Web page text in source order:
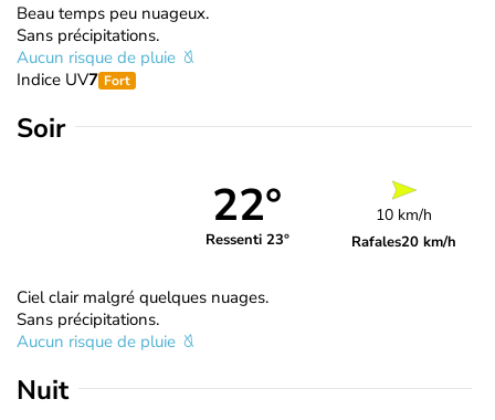
Beau temps peu nuageux.
Sans précipitations.
Aucun risque de pluie
Indice UV7 Fort
Soir
22°
Ressenti 23°
10 km/h
Rafales20 km/h
Ciel clair malgré quelques nuages.
Sans précipitations.
Aucun risque de pluie
Nuit